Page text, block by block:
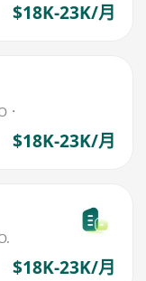
$18K-23K/月
$18K-23K/月
$18K-23K/月